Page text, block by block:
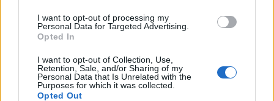
I want to opt-out of processing my
Personal Data for Targeted Advertising.
Opted In
I want to opt-out of Collection, Use,
Retention, Sale, and/or Sharing of my
Personal Data that Is Unrelated with the
Purposes for which it was collected.
Opted Out
Σχόλια